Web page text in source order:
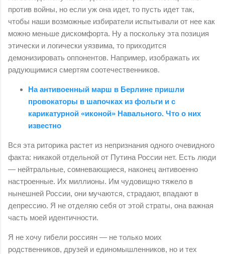
против войны, но если уж она идет, то пусть идет так,
чтобы наши возможные избиратели испытывали от нее как
можно меньше дискомфорта. Ну а поскольку эта позиция
этически и логически уязвима, то приходится
демонизировать оппонентов. Например, изображать их
радующимися смертям соотечественников.
На антивоенный марш в Берлине пришли
провокаторы в шапочках из фольги и с
карикатурной «иконой» Навального. Что о них
известно
Вся эта риторика растет из непризнания одного очевидного
факта: никакой отдельной от Путина России нет. Есть люди
— нейтральные, сомневающиеся, наконец антивоенно
настроенные. Их миллионы. Им чудовищно тяжело в
нынешней России, они мучаются, страдают, впадают в
депрессию. Я не отделяю себя от этой страты, она важная
часть моей идентичности.
Я не хочу гибели россиян — не только моих
родственников, друзей и единомышленников, но и тех